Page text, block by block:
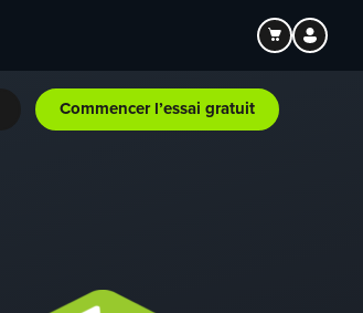
Commencer l’essai gratuit